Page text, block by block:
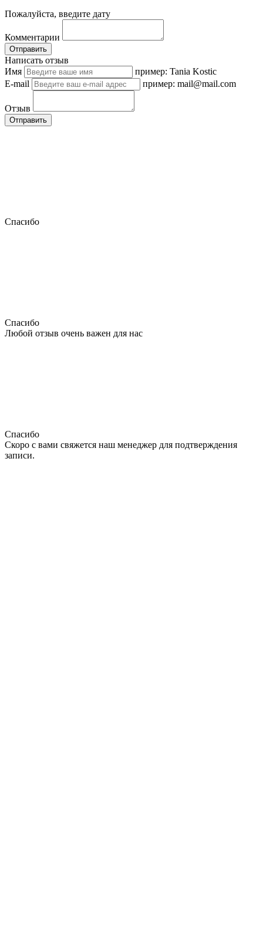
Пожалуйста, введите дату
Комментарии
Отправить
Написать отзыв
Имя
пример: Tania Kostic
E-mail
пример: mail@mail.com
Отзыв
Отправить
Спасибо
Спасибо
Любой отзыв очень важен для нас
Спасибо
Скоро с вами свяжется наш менеджер для подтверждения
записи.